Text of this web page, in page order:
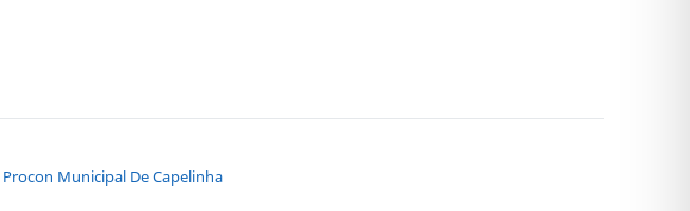
Procon Municipal De Capelinha